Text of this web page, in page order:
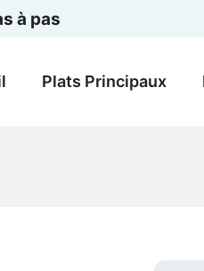
à pas
Plats Principaux